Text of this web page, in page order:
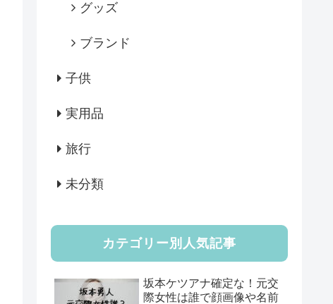
グッズ
ブランド
子供
実用品
旅行
未分類
カテゴリー別人気記事
坂本ケツアナ確定な！元交
際女性は誰で顔画像や名前